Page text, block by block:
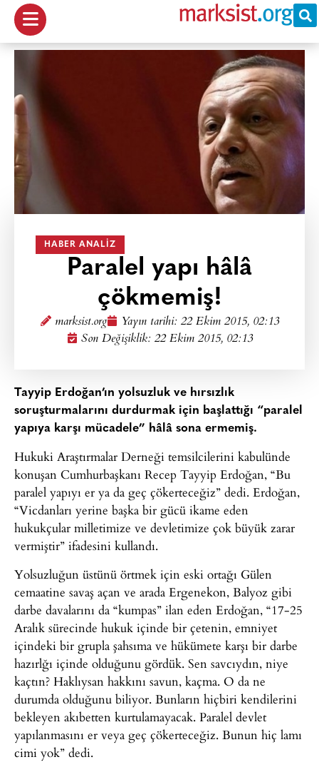
HABER ANALIZ
Paralel yapı hâlâ
çökmemiş!
marksist.org Yayın tarihi: 22 Ekim 2015, 02:13
Son Değişiklik: 22 Ekim 2015, 02:13
Tayyip Erdoğan’ın yolsuzluk ve hırsızlık
soruşturmalarını durdurmak için başlattığı “paralel
yapıya karşı mücadele” hâlâ sona ermemiş.
Hukuki Araştırmalar Derneği temsilcilerini kabulünde
konuşan Cumhurbaşkanı Recep Tayyip Erdoğan, “Bu
paralel yapıyı er ya da geç çökerteceğiz” dedi. Erdoğan,
“Vicdanları yerine başka bir gücü ikame eden
hukukçular milletimize ve devletimize çok büyük zarar
vermiştir” ifadesini kullandı.
Yolsuzluğun üstünü örtmek için eski ortağı Gülen
cemaatine savaş açan ve arada Ergenekon, Balyoz gibi
darbe davalarını da “kumpas” ilan eden Erdoğan, “17-25
Aralık sürecinde hukuk içinde bir çetenin, emniyet
içindeki bir grupla şahsıma ve hükümete karşı bir darbe
hazırlğı içinde olduğunu gördük. Sen savcıydın, niye
kaçtın? Haklıysan hakkını savun, kaçma. O da ne
durumda olduğunu biliyor. Bunların hiçbiri kendilerini
bekleyen akıbetten kurtulamayacak. Paralel devlet
yapılanmasını er veya geç çökerteceğiz. Bunun hiç lamı
cimi yok” dedi.